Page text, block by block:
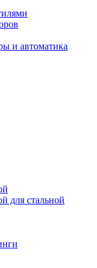
и автоматика
для стальной